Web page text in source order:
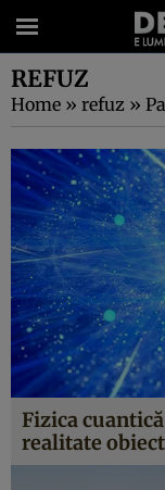
REFUZ
Home » refuz »
Fizica
realitate